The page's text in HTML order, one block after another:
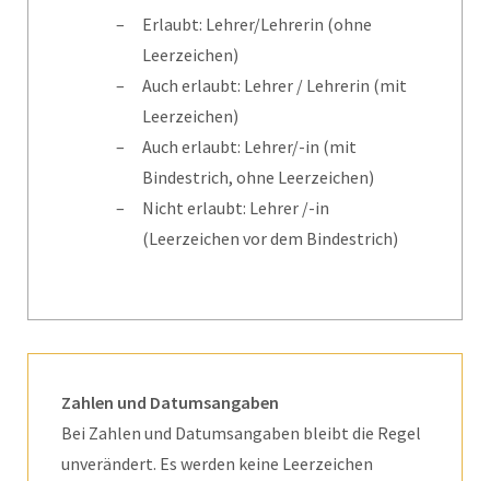
Erlaubt: Lehrer/Lehrerin (ohne
Leerzeichen)
Auch erlaubt: Lehrer / Lehrerin (mit
Leerzeichen)
Auch erlaubt: Lehrer/-in (mit
Bindestrich, ohne Leerzeichen)
Nicht erlaubt: Lehrer /-in
(Leerzeichen vor dem Bindestrich)
Zahlen und Datumsangaben
Bei Zahlen und Datumsangaben bleibt die Regel
unverändert. Es werden keine Leerzeichen